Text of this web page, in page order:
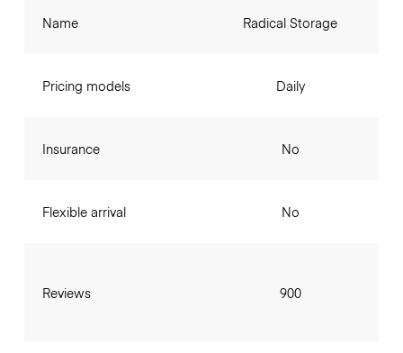
Name
Pricing models
Insurance
Flexible arrival
Reviews
Radical Storage
Daily
No
No
900